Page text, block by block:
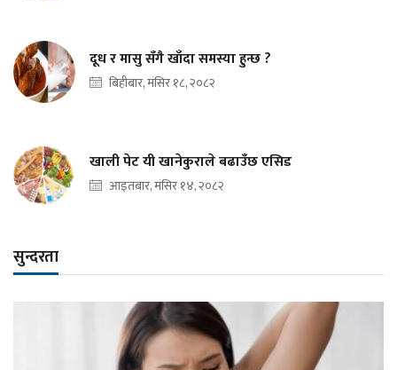
दूध र मासु सँगै खाँदा समस्या हुन्छ ?
बिहीबार, मंसिर १८, २०८२
खाली पेट यी खानेकुराले बढाउँछ एसिड
आइतबार, मंसिर १४, २०८२
सुन्दरता